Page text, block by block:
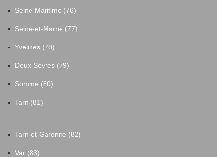
Seine-Maritime (76)
Seine-et-Marne (77)
Yvelines (78)
Deux-Sèvres (79)
Somme (80)
Tarn (81)
Tarn-et-Garonne (82)
Var (83)